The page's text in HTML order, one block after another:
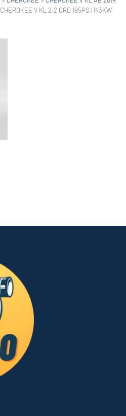
CHEROKEE V KL 2.2 CRD 195PS | 143KW